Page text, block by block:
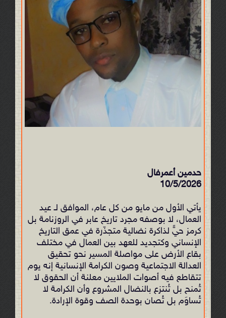
حدمين أعمرفال
10/5/2026
يأتي الأول من مايو من كل عام، الموافق لـ عيد
العمال، لا بوصفه مجرد تاريخ عابر في الروزنامة بل
كرمز حيٍّ لذاكرة نضالية متجذّرة في عمق التاريخ
الإنساني وكتجديد للعهد بين العمال في مختلف
بقاع الأرض على مواصلة المسير نحو تحقيق
العدالة الاجتماعية وصون الكرامة الإنسانية إنه يوم
تتقاطع فيه أصوات الملايين معلنة أن الحقوق لا
تُمنح بل تُنتزع بالنضال المشروع وأن الكرامة لا
تُساوَم بل تُصان بوحدة الصف وقوة الإرادة.